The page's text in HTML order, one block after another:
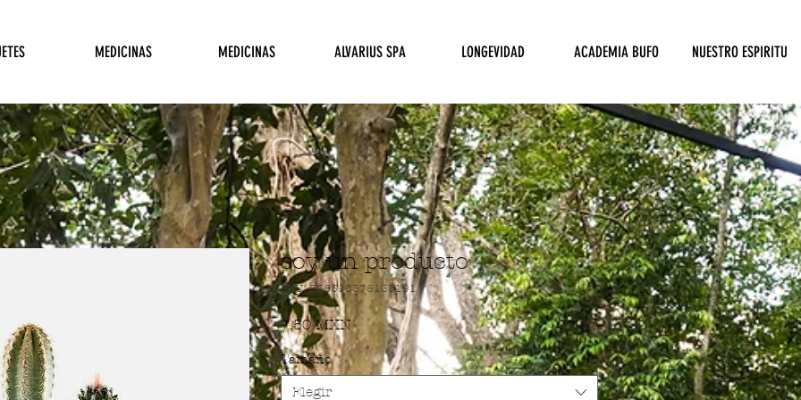
MEDICINAS MEDICINAS ALVARIUS SPA LONGEVIDAD ACADEMIA BUFO NUESTRO ESPIRITU
soy un producto
SKU: 366615376135191
7,50 MXNPrecio
Tamaño *
Elegir